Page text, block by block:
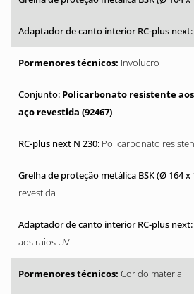
Involucro
Policarbonato resistente aos
aço revestida (92467)
Policarbonato
revestida
aos raios UV
Cor do material